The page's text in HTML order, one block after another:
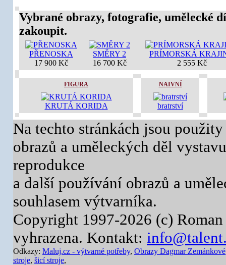
Vybrané obrazy, fotografie, umělecké
zakoupit.
PŘENOSKA
17 900 Kč
SMĚRY 2
16 700 Kč
PRÍMORSKÁ
2 555 Kč
FIGURA
KRUTÁ KORIDA
NAIVNÍ
bratrství
Na techto stránkách jsou
obrazů a uměleckých děl
reprodukce
a další používání obrazů a
souhlasem výtvarníka.
Copyright 1997-2026 (c)
vyhrazena. Kontakt:
Odkazy: Maluj.cz - výtvarné potřeby, Obrazy Dagmar Zemánkové
stroje, šicí stroje,